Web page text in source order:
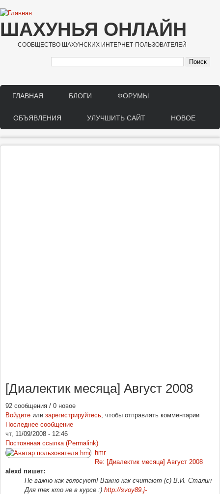
Перейти к основному содержанию
ШАХУНЬЯ ОНЛАЙН
СООБЩЕСТВО ШАХУНСКИХ ИНТЕРНЕТ-ПОЛЬЗОВАТЕЛЕЙ
Main menu
ГЛАВНАЯ БЛОГИ ФОРУМЫ
ОБЪЯВЛЕНИЯ УЛУЧШИТЬ САЙТ НОВОЕ
[Диалектик месяца] Август 2008
92 сообщения / 0 новое
Войдите или зарегистрируйтесь, чтобы отправлять комментарии
Последнее сообщение
чт, 11/09/2008 - 12:46
Постоянная ссылка (Permalink)
hmr
Re: [Диалектик месяца] Август 2008
alexd пишет:
Не важно как голосуют! Важно как считают (c) В.И. Сталин
Для тех кто не в курсе :) http://svoy89.j-